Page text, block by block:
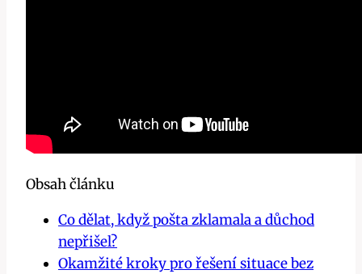
Obsah článku
Co dělat, když pošta zklamala a důchod
nepřišel?
Okamžité kroky pro⁢ řešení situace bez